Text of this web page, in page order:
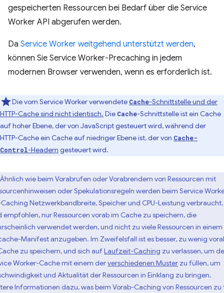
gespeicherten Ressourcen bei Bedarf über die Service
Worker API abgerufen werden.
Da Service Worker weitgehend unterstützt werden,
können Sie Service Worker-Precaching in jedem
modernen Browser verwenden, wenn es erforderlich ist.
Die vom Service Worker verwendete Cache-Schnittstelle und der
HTTP-Cache sind nicht identisch. Die Cache-Schnittstelle ist ein Cache
auf hoher Ebene, der von JavaScript gesteuert wird, während der
HTTP-Cache ein Cache auf niedriger Ebene ist, der von Cache-
Control-Headern gesteuert wird.
Ähnlich wie beim Vorabrufen oder Vorabrendern von Ressourcen mit
oder Spekulationsregeln werden beim Service
Netzwerkbandbreite, Speicher und CPU-Leistung verbraucht.
empfohlen, nur Ressourcen vorab im Cache zu speichern, die
verwendet werden, und nicht zu viele Ressourcen in einem
Manifest anzugeben. Im Zweifelsfall ist es besser, zu wenig
zu speichern, und sich aufLaufzeit-Caching zu verlassen, um
Worker-Cache mit einem derverschiedenen Muster zu füllen, um
und Aktualität der Ressourcen in Einklang zu bringen.
Informationen dazu, was beim Vorab-Caching von Ressourcen zu